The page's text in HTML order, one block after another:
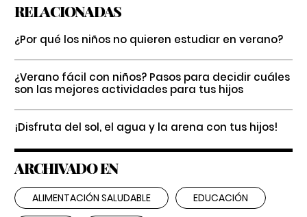
RELACIONADAS
¿Por qué los niños no quieren estudiar en verano?
¿Verano fácil con niños? Pasos para decidir cuáles
son las mejores actividades para tus hijos
¡Disfruta del sol, el agua y la arena con tus hijos!
ARCHIVADO EN
ALIMENTACIÓN SALUDABLE EDUCACIÓN